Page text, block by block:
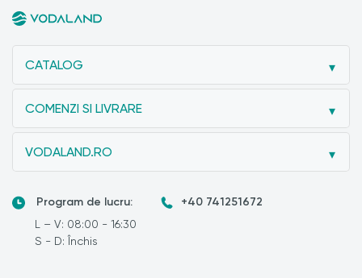
CATALOG
COMENZI SI LIVRARE
VODALAND.RO
Program de lucru:
L – V: 08:00 - 16:30
S - D: Închis
+40 741251672